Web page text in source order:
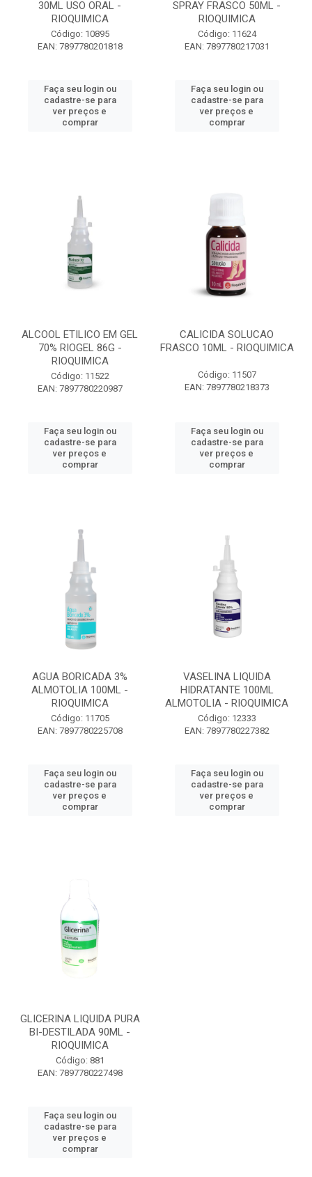
30ML USO ORAL -
RIOQUIMICA
Código: 10895
EAN: 7897780201818
Faça seu login ou
cadastre-se para
ver preços e
comprar
SPRAY FRASCO 50ML -
RIOQUIMICA
Código: 11624
EAN: 7897780217031
Faça seu login ou
cadastre-se para
ver preços e
comprar
ALCOOL ETILICO EM GEL
70% RIOGEL 86G -
RIOQUIMICA
Código: 11522
EAN: 7897780220987
Faça seu login ou
cadastre-se para
ver preços e
comprar
CALICIDA SOLUCAO
FRASCO 10ML - RIOQUIMICA
Código: 11507
EAN: 7897780218373
Faça seu login ou
cadastre-se para
ver preços e
comprar
AGUA BORICADA 3%
ALMOTOLIA 100ML -
RIOQUIMICA
Código: 11705
EAN: 7897780225708
Faça seu login ou
cadastre-se para
ver preços e
comprar
VASELINA LIQUIDA
HIDRATANTE 100ML
ALMOTOLIA - RIOQUIMICA
Código: 12333
EAN: 7897780227382
Faça seu login ou
cadastre-se para
ver preços e
comprar
GLICERINA LIQUIDA PURA
BI-DESTILADA 90ML -
RIOQUIMICA
Código: 881
EAN: 7897780227498
Faça seu login ou
cadastre-se para
ver preços e
comprar